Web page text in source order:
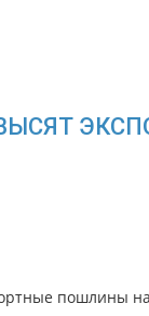
пошлины